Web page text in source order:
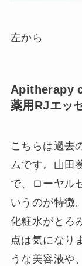
左から
Apitherapy
薬用RJエッ
こちらは過去
ムです。山田
で、ローヤル
いうのが特徴。
化粧水がとろ
点は気になり
うな美容液や